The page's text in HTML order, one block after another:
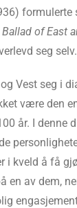
formulerte
Ballad of East
seg selv.
Vest seg i
være den
år. I denne
i kveld å få
en av dem,